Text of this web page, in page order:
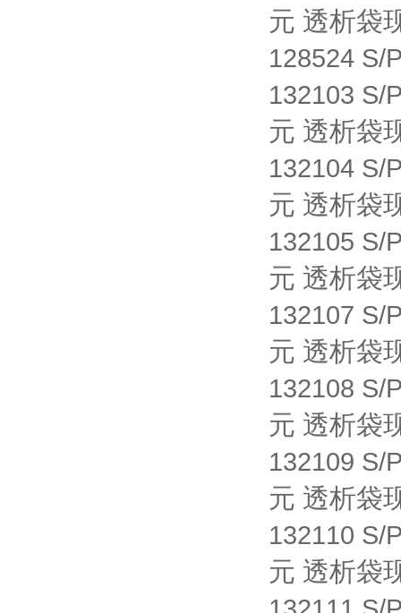
元 透析袋
128524 S/
132103 S/
元 透析袋
132104 S/
元 透析袋
132105 S/
元 透析袋
132107 S/
元 透析袋
132108 S/
元 透析袋
132109 S/
元 透析袋
132110 S/
元 透析袋